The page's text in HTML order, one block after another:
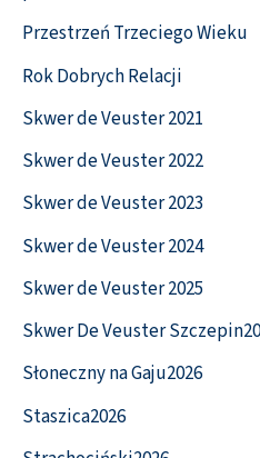
Przestrzeń Trzeciego Wieku
Rok Dobrych Relacji
Skwer de Veuster 2021
Skwer de Veuster 2022
Skwer de Veuster 2023
Skwer de Veuster 2024
Skwer de Veuster 2025
Skwer De Veuster
Słoneczny na Gaju2026
Staszica2026